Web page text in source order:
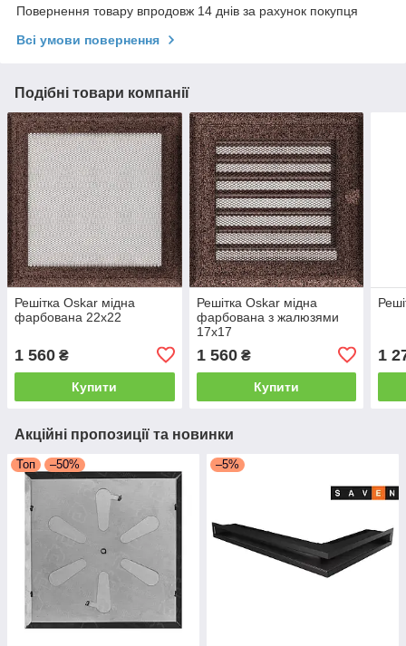
Повернення товару впродовж 14 днів за рахунок покупця
Всі умови повернення
Подібні товари компанії
Решітка Oskar мідна
фарбована 22x22
1 560 ₴
Купити
Решітка Oskar мідна
фарбована з жалюзями
17x17
1 560₴
Купити
1
Акційні пропозиції та новинки
Топ –50% –5%